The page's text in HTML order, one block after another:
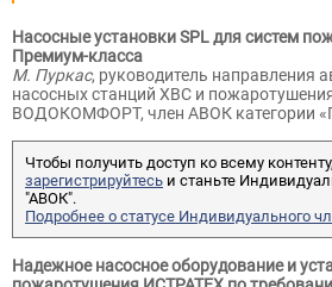
Насосные установки SPL для систем
Премиум-класса
М. Пуркас, руководитель направления
насосных станций ХВС и
ВОДОКОМФОРТ, член АВОК категории
Чтобы получить доступ ко всему контенту,
зарегистрируйтесь и станьте
"АВОК".
Подробнее о статусе Индивидуального
Надежное насосное оборудование и